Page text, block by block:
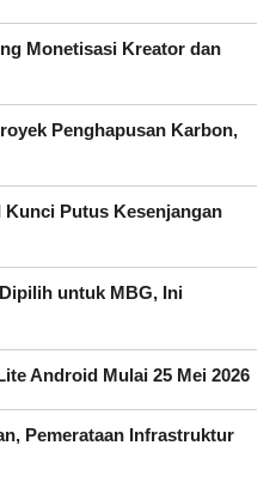
Monetisasi Kreator dan
Penghapusan Karbon,
Kunci Putus Kesenjangan
untuk MBG, Ini
Android Mulai 25 Mei 2026
Pemerataan Infrastruktur